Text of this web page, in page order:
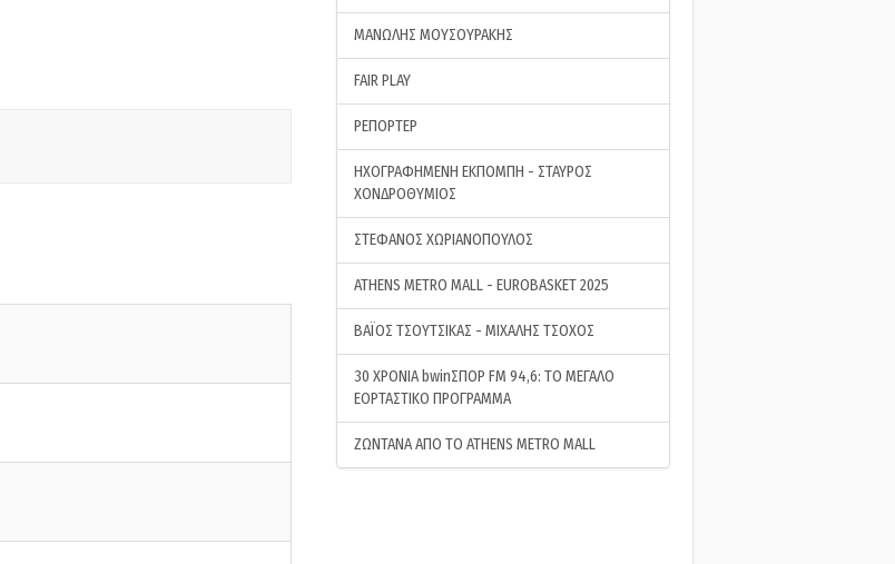
ΜΑΝΩΛΗΣ ΜΟΥΣΟΥΡΑΚΗΣ
FAIR PLAY
ΡΕΠΟΡΤΕΡ
ΗΧΟΓΡΑΦΗΜΕΝΗ ΕΚΠΟΜΠΗ - ΣΤΑΥΡΟΣ
ΧΟΝΔΡΟΘΥΜΙΟΣ
ΣΤΕΦΑΝΟΣ ΧΩΡΙΑΝΟΠΟΥΛΟΣ
ATHENS METRO MALL - EUROBASKET 2025
ΒΑΪΟΣ ΤΣΟΥΤΣΙΚΑΣ - ΜΙΧΑΛΗΣ ΤΣΟΧΟΣ
30 ΧΡΟΝΙΑ bwinΣΠΟΡ FM 94,6: ΤΟ ΜΕΓΑΛΟ
ΕΟΡΤΑΣΤΙΚΟ ΠΡΟΓΡΑΜΜΑ
ΖΩΝΤΑΝΑ ΑΠΟ ΤΟ ATHENS METRO MALL